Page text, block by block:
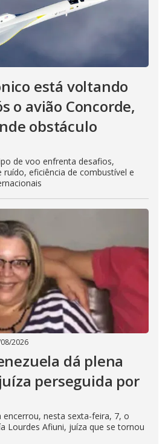
está voltando
o avião Concorde,
obstáculo
de voo enfrenta desafios,
ruído, eficiência de combustível e
2026
dá plena
perseguida por
encerrou, nesta sexta-feira, 7, o
Lourdes Afiuni, juíza que se tornou